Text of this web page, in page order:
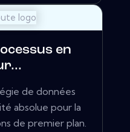
en
de données
absolue pour la
de premier plan.